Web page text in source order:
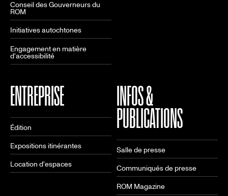
Conseil des Gouverneurs du
ROM
Initiatives autochtones
Engagement en matière
d'accessibilité
ENTREPRISE
Édition
Expositions itinérantes
Location d'espaces
INFOS &
PUBLICATIONS
Salle de presse
Communiqués de presse
ROM Magazine